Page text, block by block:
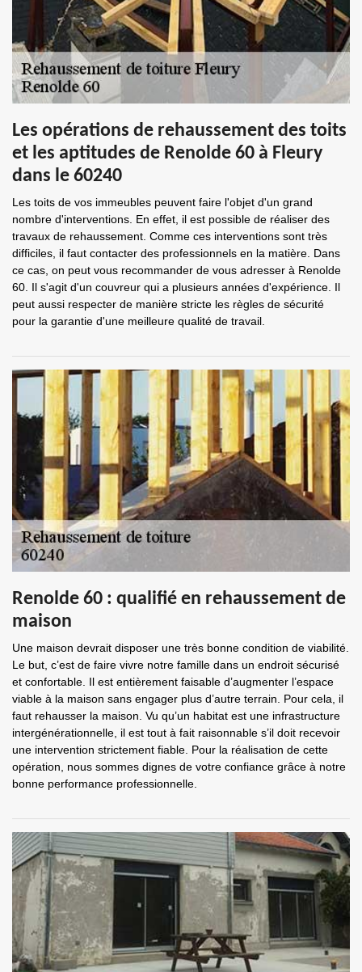
Les opérations de rehaussement des toits
et les aptitudes de Renolde 60 à Fleury
dans le 60240
Les toits de vos immeubles peuvent faire l'objet d'un grand
nombre d'interventions. En effet, il est possible de réaliser des
travaux de rehaussement. Comme ces interventions sont très
difficiles, il faut contacter des professionnels en la matière. Dans
ce cas, on peut vous recommander de vous adresser à Renolde
60. Il s'agit d'un couvreur qui a plusieurs années d'expérience. Il
peut aussi respecter de manière stricte les règles de sécurité
pour la garantie d'une meilleure qualité de travail.
Renolde 60 : qualifié en rehaussement de
maison
Une maison devrait disposer une très bonne condition de viabilité.
Le but, c’est de faire vivre notre famille dans un endroit sécurisé
et confortable. Il est entièrement faisable d’augmenter l’espace
viable à la maison sans engager plus d’autre terrain. Pour cela, il
faut rehausser la maison. Vu qu’un habitat est une infrastructure
intergénérationnelle, il est tout à fait raisonnable s’il doit recevoir
une intervention strictement fiable. Pour la réalisation de cette
opération, nous sommes dignes de votre confiance grâce à notre
bonne performance professionnelle.